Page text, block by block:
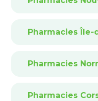
Pharmacies Île-
Pharmacies
Pharmacies